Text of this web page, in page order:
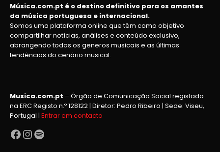
Música.com.pt é o destino definitivo para os amantes
da música portuguesa e internacional.
Somos uma plataforma online que têm como objetivo
compartilhar notícias, análises e conteúdo exclusivo,
abrangendo todos os generos musicais e as últimas
tendências do cenário musical.
Musica.com.pt – Órgão de Comunicação Social registado
na ERC Registo n.º 128122 | Diretor: Pedro Ribeiro | Sede: Viseu,
Portugal | Entrar em contacto
Facebook
Instagram
Spotify